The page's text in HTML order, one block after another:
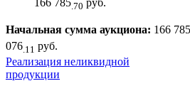
166 785.70 руб.
Начальная сумма аукциона: 166 785
076 .11 руб.
Реализация неликвидной
продукции